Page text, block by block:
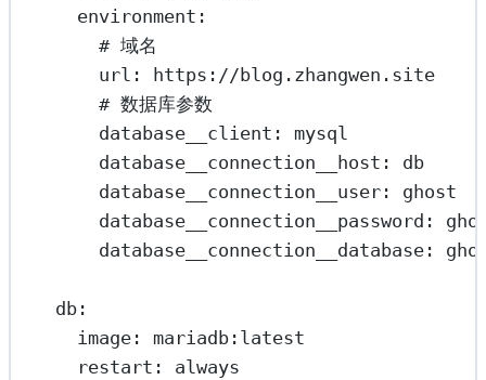
environment :
# 域名
url :
https://blog.zhangwen.site
# 数据库参数
database__client : mysql
database__connection__host : db
database__connection__user : ghost
database__connection__password :
database__connection__database :
db :
image : mariadb:latest
restart : always